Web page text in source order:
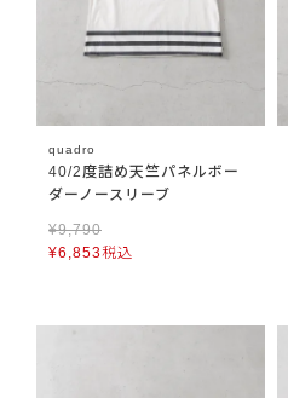
quadro
40/2度詰め天竺パネルボー
ダーノースリーブ
¥9,790
¥6,853税込